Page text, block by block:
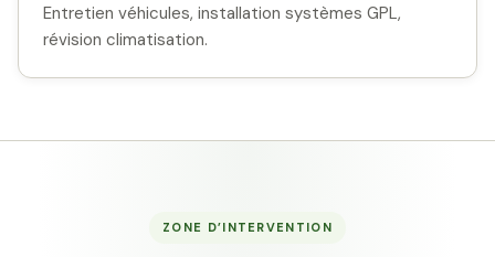
Entretien véhicules, installation systèmes GPL,
révision climatisation.
ZONE D’INTERVENTION